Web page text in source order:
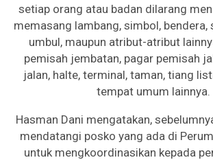
setiap orang atau badan dilarang
memasang lambang, simbol, bendera,
umbul, maupun atribut-atribut
pemisah jembatan, pagar pemisah
jalan, halte, terminal, taman, tiang
tempat umum lainnya.
Hasman Dani mengatakan,
mendatangi posko yang ada di
untuk mengkoordinasikan kepada